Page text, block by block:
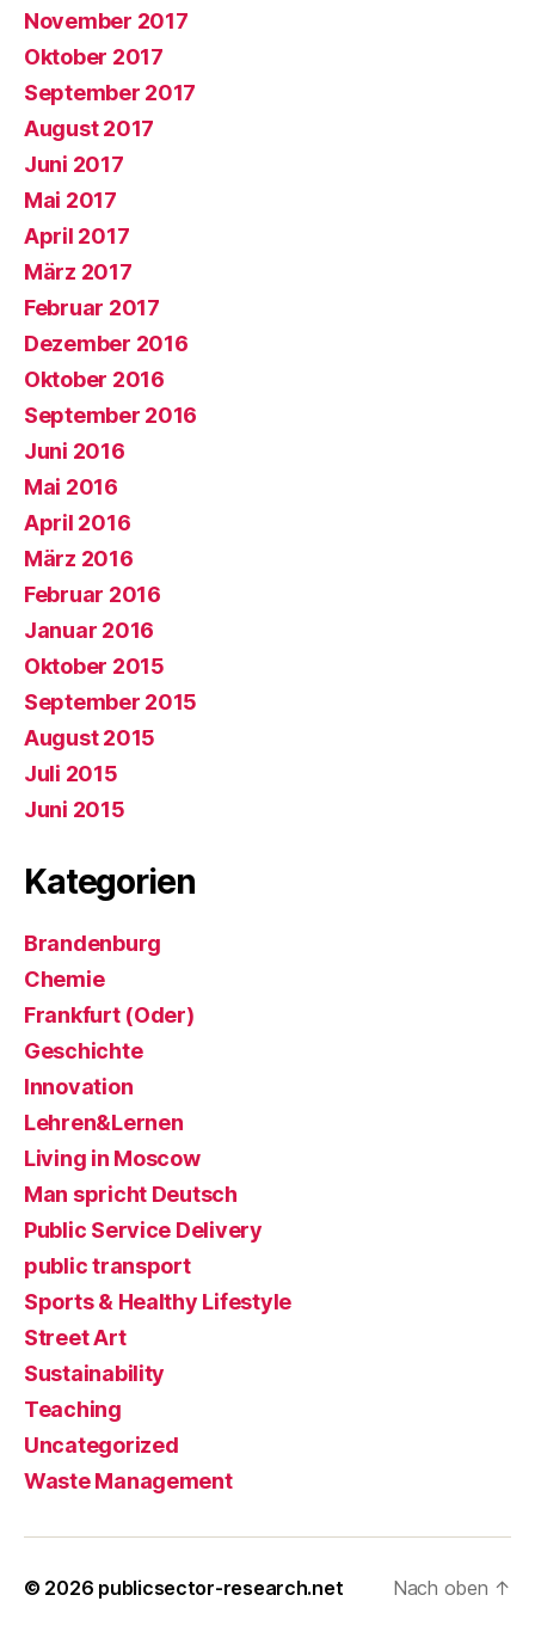
November 2017
Oktober 2017
September 2017
August 2017
Juni 2017
Mai 2017
April 2017
März 2017
Februar 2017
Dezember 2016
Oktober 2016
September 2016
Juni 2016
Mai 2016
April 2016
März 2016
Februar 2016
Januar 2016
Oktober 2015
September 2015
August 2015
Juli 2015
Juni 2015
Kategorien
Brandenburg
Chemie
Frankfurt (Oder)
Geschichte
Innovation
Lehren&Lernen
Living in Moscow
Man spricht Deutsch
Public Service Delivery
public transport
Sports & Healthy Lifestyle
Street Art
Sustainability
Teaching
Uncategorized
Waste Management
© 2026 publicsector-research.net Nach oben ↑